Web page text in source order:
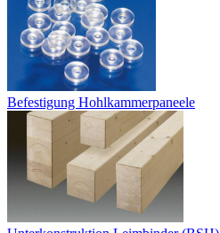
Befestigung Hohlkammerpaneele